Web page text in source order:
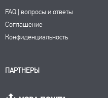
FAQ | вопросы и ответы
Соглашение
Конфиденциальность
ПАРТНЕРЫ